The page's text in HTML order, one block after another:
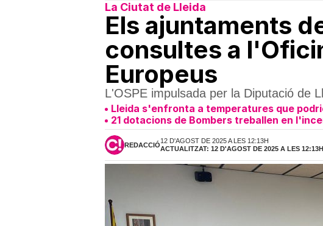
La Ciutat de Lleida
Els ajuntaments
consultes a
Europeus
L'OSPE impulsada per la Diputació de
Lleida s'enfronta a temperatures que
21 dotacions de Bombers treballen en
REDACCIÓ
12 D'AGOST DE 2025 A LES 12:13H
ACTUALITZAT: 12 D'AGOST DE 2025 A LES 12:13H